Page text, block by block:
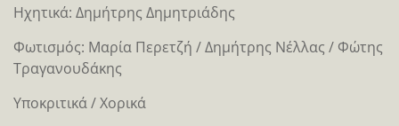
Ηχητικά: Δημήτρης Δημητριάδης
Φωτισμός: Μαρία Περετζή / Δημήτρης Νέλλας / Φώτης
Τραγανουδάκης
Υποκριτικά / Χορικά